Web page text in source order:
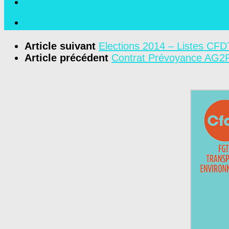
Article suivant Elections 2014 – Listes
Article précédent Contrat Prévoyance